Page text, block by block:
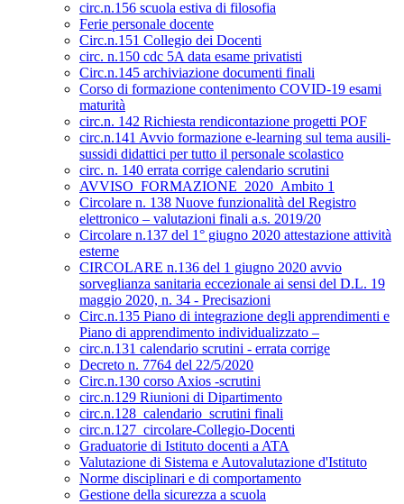
circ.n.156 scuola estiva di filosofia
Ferie personale docente
Circ.n.151 Collegio dei Docenti
circ. n.150 cdc 5A data esame privatisti
Circ.n.145 archiviazione documenti finali
Corso di formazione contenimento COVID-19 esami
maturità
circ.n. 142 Richiesta rendicontazione progetti POF
circ.n.141 Avvio formazione e-learning sul tema ausili-
sussidi didattici per tutto il personale scolastico
circ. n. 140 errata corrige calendario scrutini
AVVISO_FORMAZIONE_2020_Ambito 1
Circolare n. 138 Nuove funzionalità del Registro
elettronico – valutazioni finali a.s. 2019/20
Circolare n.137 del 1° giugno 2020 attestazione attività
esterne
CIRCOLARE n.136 del 1 giugno 2020 avvio
sorveglianza sanitaria eccezionale ai sensi del D.L. 19
maggio 2020, n. 34 - Precisazioni
Circ.n.135 Piano di integrazione degli apprendimenti e
Piano di apprendimento individualizzato –
circ.n.131 calendario scrutini - errata corrige
Decreto n. 7764 del 22/5/2020
Circ.n.130 corso Axios -scrutini
circ.n.129 Riunioni di Dipartimento
circ.n.128_calendario_scrutini finali
circ.n.127_circolare-Collegio-Docenti
Graduatorie di Istituto docenti a ATA
Valutazione di Sistema e Autovalutazione d'Istituto
Norme disciplinari e di comportamento
Gestione della sicurezza a scuola